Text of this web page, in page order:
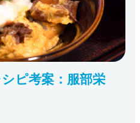
ピ考案：服部栄